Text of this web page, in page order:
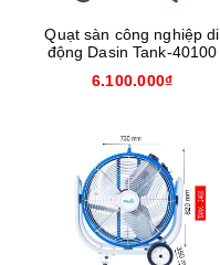
Quạt sàn công nghiệp di
động Dasin Tank-40100
6.100.000₫